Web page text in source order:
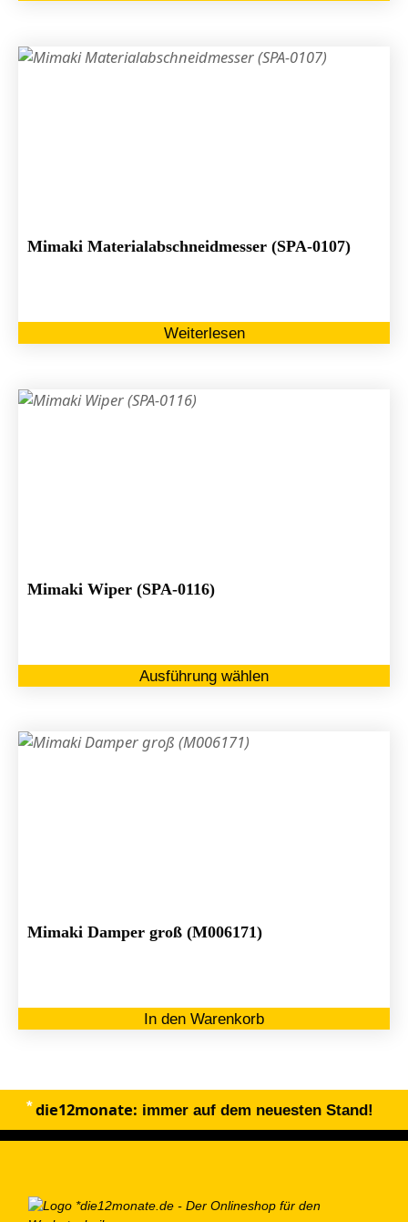
Mimaki Materialabschneidmesser (SPA-0107)
Weiterlesen
Mimaki Wiper (SPA-0116)
Ausführung wählen
Mimaki Damper groß (M006171)
In den Warenkorb
die12monate: immer auf dem neuesten Stand!